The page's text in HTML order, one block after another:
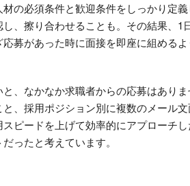
の必須条件と歓迎条件をしっかり定
、擦り合わせることも。その結果、
募があった時に面接を即座に組める
、なかなか求職者からの応募はあり
、採用ポジション別に複数のメール
ピードを上げて効率的にアプローチ
ったと考えています。